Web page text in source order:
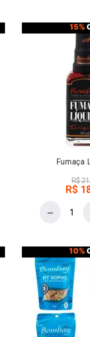
15%
Fumaça
R$21
R$
－
10%